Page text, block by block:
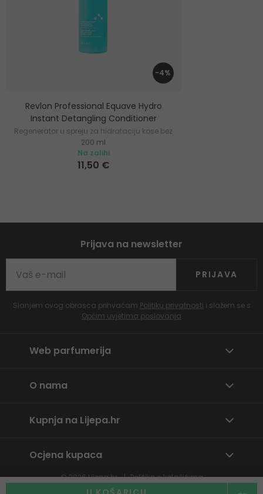
-4%
Revlon Professional Equave Hydro
Instant Detangling Conditioner
Regenerator u spreju za hidrataciju kose bez
ispiranja
200 ml
Na zalihi
11,50 €
Prijava na newsletter
PRIJAVA
Slanjem ovog obrasca prihvaćam Politiku privatnosti i slažem se s
Općim uvjetima poslovanja
Web parfumerija
O nama
Kupnja na Lijepa.hr
Ocjena kupaca
© 2026Lijepa.hr
Politika o kolačićima
Prijavite neprikladan sadržaj